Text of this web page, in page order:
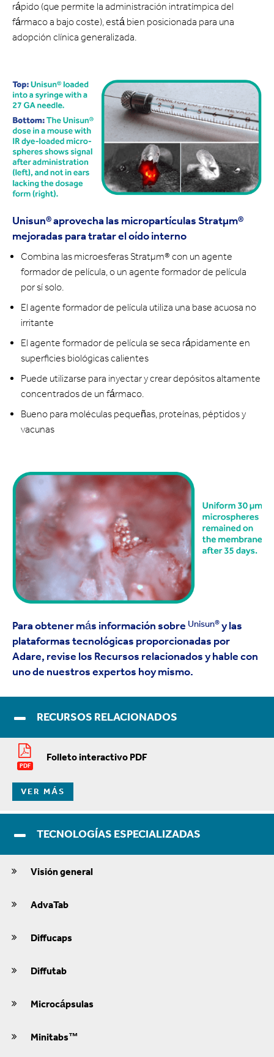
rápido (que permite la administración intratímpica del
fármaco a bajo coste), está bien posicionada para una
adopción clínica generalizada.
Unisun® aprovecha las micropartículas Stratμm®
mejoradas para tratar el oído interno
Combina las microesferas Stratμm® con un agente
formador de película, o un agente formador de película
por sí solo.
El agente formador de película utiliza una base acuosa no
irritante
El agente formador de película se seca rápidamente en
superficies biológicas calientes
Puede utilizarse para inyectar y crear depósitos altamente
concentrados de un fármaco.
Bueno para moléculas pequeñas, proteínas, péptidos y
vacunas
Para obtener más información sobre Unisun®y las
plataformas tecnológicas proporcionadas por
Adare, revise los Recursos relacionados y hable con
uno de nuestros expertos hoy mismo.
RECURSOS RELACIONADOS
PDF
Folleto interactivo PDF
VER MÁS
TECNOLOGÍAS ESPECIALIZADAS
Visión general
AdvaTab
Diffucaps
Diffutab
Microcápsulas
Minitabs™